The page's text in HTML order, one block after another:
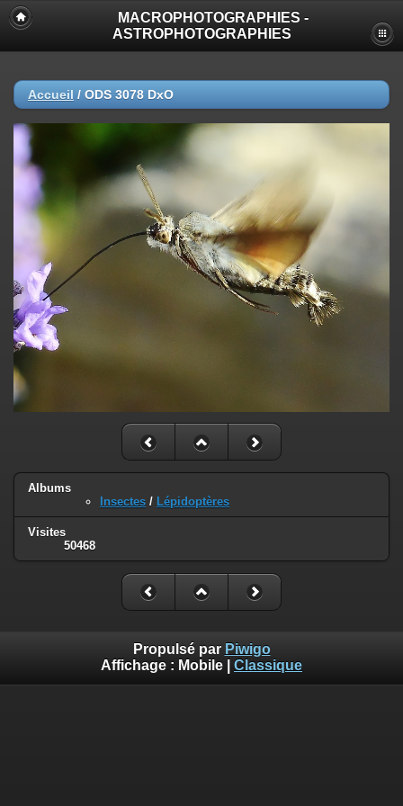
MACROPHOTOGRAPHIES -
ASTROPHOTOGRAPHIES
Accueil / ODS 3078 DxO
Albums
Insectes / Lépidoptères
Visites
50468
Propulsé par Piwigo
Affichage : Mobile Classique